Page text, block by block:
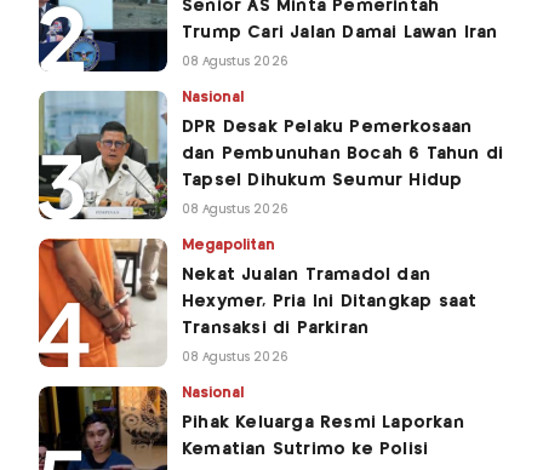
Senior AS Minta Pemerintah
Trump Cari Jalan Damai Lawan Iran
08 Agustus 2026
Nasional
DPR Desak Pelaku Pemerkosaan
dan Pembunuhan Bocah 6 Tahun di
Tapsel Dihukum Seumur Hidup
08 Agustus 2026
Megapolitan
Nekat Jualan Tramadol dan
Hexymer, Pria Ini Ditangkap saat
Transaksi di Parkiran
08 Agustus 2026
Nasional
Pihak Keluarga Resmi Laporkan
Kematian Sutrimo ke Polisi